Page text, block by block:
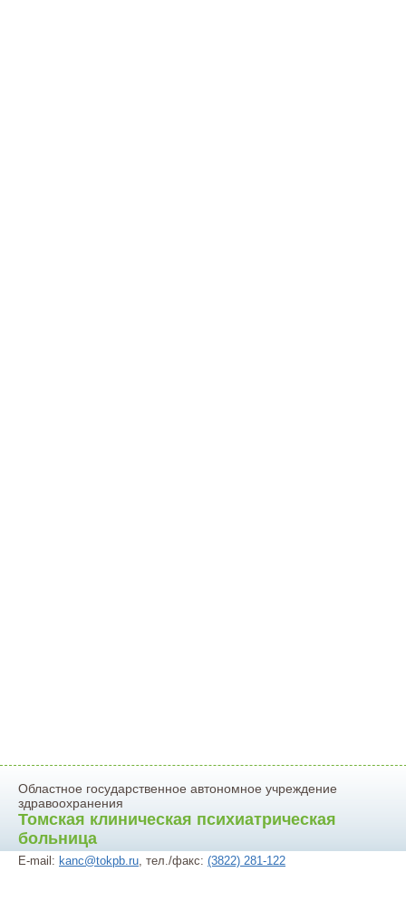
Областное государственное автономное учреждение
здравоохранения
Томская клиническая психиатрическая
больница
E-mail: kanc@tokpb.ru, тел./факс: (3822) 281-122